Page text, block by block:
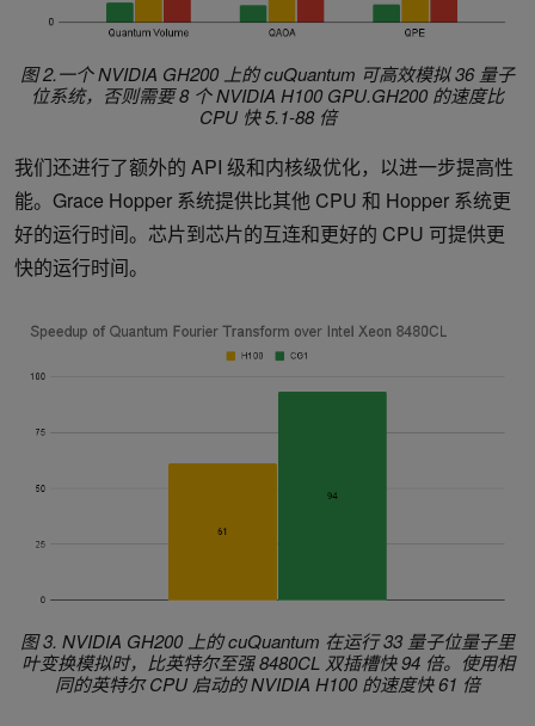
图 2.一个 NVIDIA GH200 上的 cuQuantum 可高效模拟 36 量子
位系统，否则需要 8 个 NVIDIA H100 GPU.GH200 的速度比
CPU 快 5.1-88 倍
我们还进行了额外的 API 级和内核级优化，以进一步提高性
能。Grace Hopper 系统提供比其他 CPU 和 Hopper 系统更
好的运行时间。芯片到芯片的互连和更好的 CPU 可提供更
快的运行时间。
图 3. NVIDIA GH200 上的 cuQuantum 在运行 33 量子位量子里
叶变换模拟时，比英特尔至强 8480CL 双插槽快 94 倍。使用相
同的英特尔 CPU 启动的 NVIDIA H100 的速度快 61 倍